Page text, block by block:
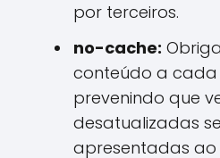
por terceiros.
no-cache:
conteúdo a cada
prevenindo que
desatualizadas
apresentadas ao